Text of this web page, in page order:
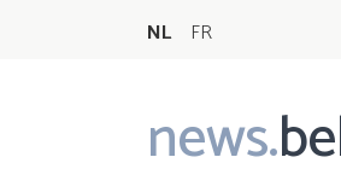
NL FR
news.
Main
navigation